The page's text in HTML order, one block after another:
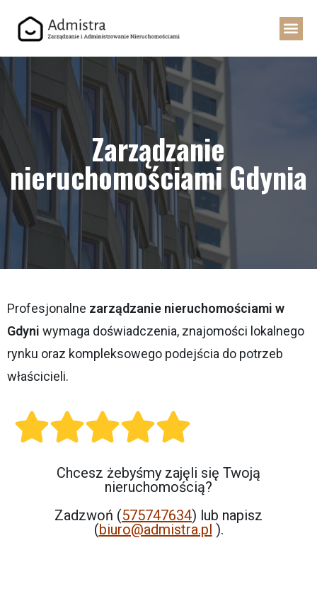
Zarządzanie
nieruchomościami Gdynia
Profesjonalne zarządzanie nieruchomościami w
Gdyni wymaga doświadczenia, znajomości lokalnego
rynku oraz kompleksowego podejścia do potrzeb
właścicieli.
Chcesz żebyśmy zajęli się Twoją
nieruchomością?
Zadzwoń (575747634) lub napisz
(biuro@admistra.pl ).